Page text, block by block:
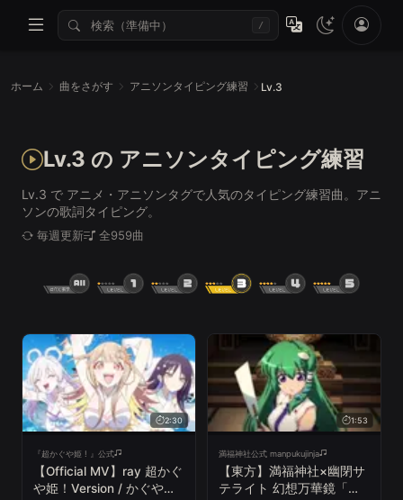
/
ホーム 曲をさがす アニソンタイピング練習 Lv.3
Lv.3 の アニソンタイピング練習
Lv.3 で アニメ・アニソンタグで人気のタイピング練習曲。アニ
ソンの歌詞タイピング。
毎週更新 全959曲
2:30
『超かぐや姫 ! 』公式
【Official MV】ray 超かぐ
や姫！Version / かぐや
1:53
満福神社公式 manpukujinja
【東方】満福神社×幽閉サ
テライト 幻想万華鏡「月